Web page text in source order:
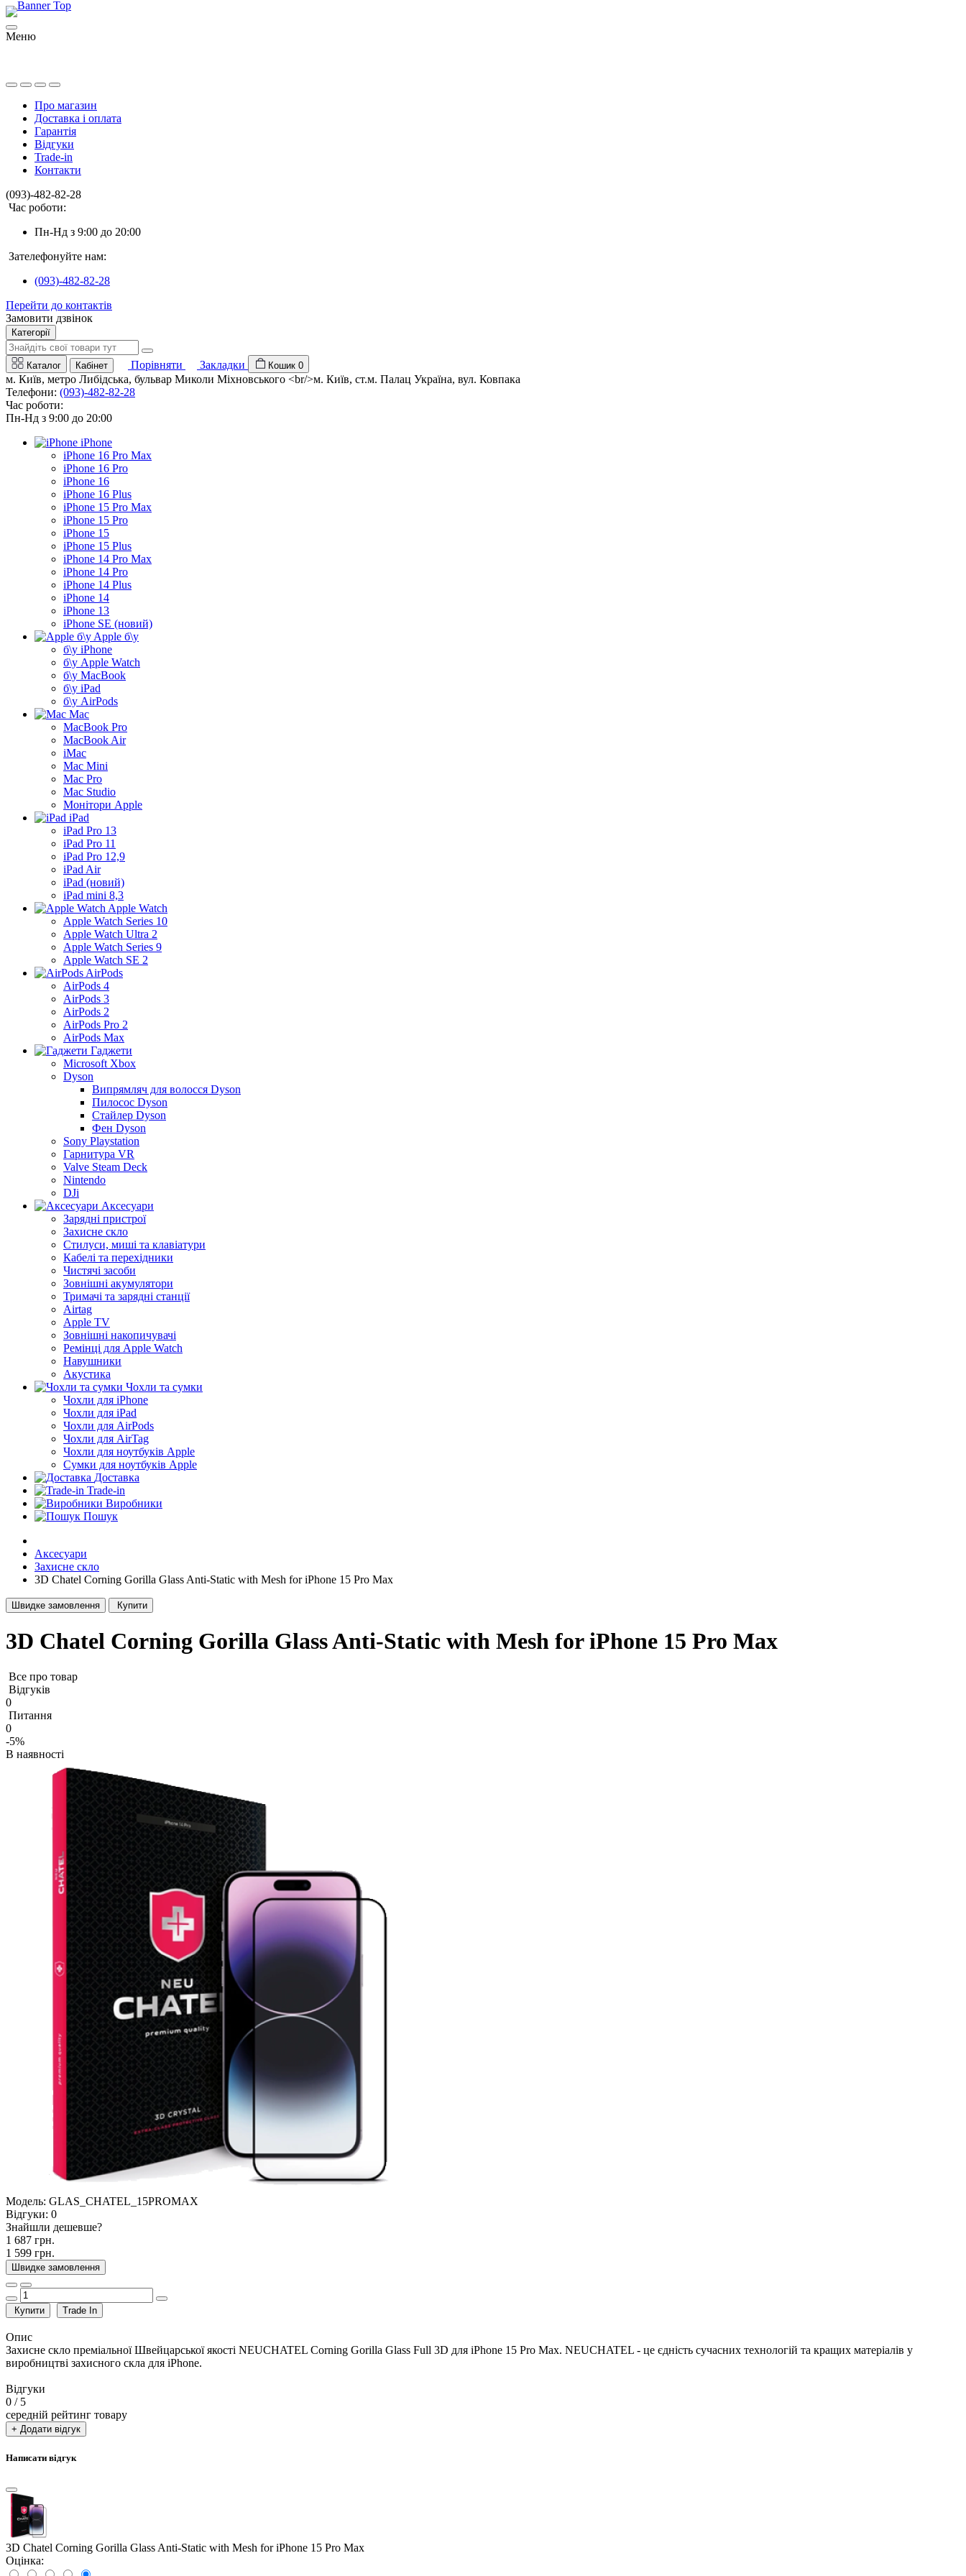
Меню
Про магазин
Доставка і оплата
Гарантія
Відгуки
Trade-in
Контакти
(093)-482-82-28
Час роботи:
Пн-Нд з 9:00 до 20:00
Зателефонуйте нам:
(093)-482-82-28
Перейти до контактів
Замовити дзвінок
Категорії
Каталог Кабінет Порівняти Закладки Кошик 0
м. Київ, метро Либідська, бульвар Миколи Міхновського <br/>м. Київ, ст.м. Палац Україна, вул. Ковпака
Телефони: (093)-482-82-28
Час роботи:
Пн-Нд з 9:00 до 20:00
iPhone
iPhone 16 Pro Max
iPhone 16 Pro
iPhone 16
iPhone 16 Plus
iPhone 15 Pro Max
iPhone 15 Pro
iPhone 15
iPhone 15 Plus
iPhone 14 Pro Max
iPhone 14 Pro
iPhone 14 Plus
iPhone 14
iPhone 13
iPhone SE (новий)
Apple б\у
б\у iPhone
б\у Apple Watch
б\у MacBook
б\у iPad
б\у AirPods
Mac
MacBook Pro
MacBook Air
iMac
Mac Mini
Mac Pro
Mac Studio
Монітори Apple
iPad
iPad Pro 13
iPad Pro 11
iPad Pro 12,9
iPad Air
iPad (новий)
iPad mini 8,3
Apple Watch
Apple Watch Series 10
Apple Watch Ultra 2
Apple Watch Series 9
Apple Watch SE 2
AirPods
AirPods 4
AirPods 3
AirPods 2
AirPods Pro 2
AirPods Max
Гаджети
Microsoft Xbox
Dyson
Випрямляч для волосся Dyson
Пилосос Dyson
Стайлер Dyson
Фен Dyson
Sony Playstation
Гарнитура VR
Valve Steam Deck
Nintendo
DJi
Аксесуари
Зарядні пристрої
Захисне скло
Стилуси, миші та клавіатури
Кабелі та перехідники
Чистячі засоби
Зовнішні акумулятори
Тримачі та зарядні станції
Airtag
Apple TV
Зовнішні накопичувачі
Ремінці для Apple Watch
Навушники
Акустика
Чохли та сумки
Чохли для iPhone
Чохли для iPad
Чохли для AirPods
Чохли для AirTag
Чохли для ноутбуків Apple
Сумки для ноутбуків Apple
Доставка
Trade-in
Виробники
Пошук
Аксесуари
Захисне скло
3D Chatel Corning Gorilla Glass Anti-Static with Mesh for iPhone 15 Pro Max
Швидке замовлення Купити
3D Chatel Corning Gorilla Glass Anti-Static with Mesh for iPhone 15 Pro Max
Все про товар
Відгуків
0
Питання
0
-5%
В наявності
Модель: GLAS_CHATEL_15PROMAX
Відгуки: 0
Знайшли дешевше?
1 687 грн.
1 599 грн.
Швидке замовлення
Купити Trade In
Опис
Захисне скло преміальної Швейцарської якості NEUCHATEL Corning Gorilla Glass Full 3D для iPhone 15 Pro Мах. NEUCHATEL - це єдність сучасних технологій та кращих матеріалів у
виробництві захисного скла для iPhone.
Відгуки
0 / 5
середній рейтинг товару
+ Додати відгук
Написати відгук
3D Chatel Corning Gorilla Glass Anti-Static with Mesh for iPhone 15 Pro Max
Оцінка: